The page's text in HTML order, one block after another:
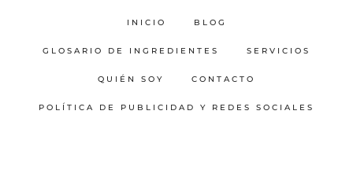
INICIO BLOG
GLOSARIO DE INGREDIENTES SERVICIOS
QUIÉN SOY CONTACTO
POLÍTICA DE PUBLICIDAD Y REDES SOCIALES